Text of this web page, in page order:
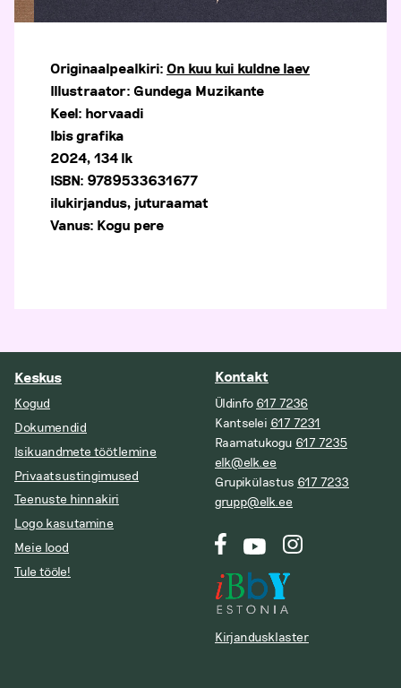
Originaalpealkiri:On kuu kui kuldne laev
Illustraator: Gundega Muzikante
Keel: horvaadi
Ibis grafika
2024, 134 lk
ISBN: 9789533631677
ilukirjandus, juturaamat
Vanus: Kogu pere
Keskus
Kogud
Dokumendid
Isikuandmete töötlemine
Privaatsustingimused
Teenuste hinnakiri
Logo kasutamine
Meie lood
Tule tööle!
Kontakt
Üldinfo 617 7236
Kantselei 617 7231
Raamatukogu 617 7235
elk@elk.ee
Grupikülastus 617 7233
grupp@elk.ee
Kirjandusklaster